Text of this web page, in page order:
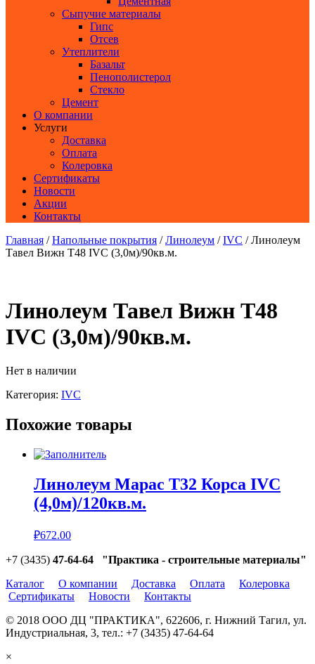
Сыпучие материалы
Гипс
Отсев
Утеплители
Базальт
Пенополистерол
Стекло
Цемент
О компании
Услуги
Доставка
Оплата
Колеровка
Сертификаты
Новости
Акции
Контакты
Главная /Напольные покрытия /Линолеум /IVC / Линолеум
Тавел Вижн Т48 IVC (3,0м)/90кв.м.
Линолеум Тавел Вижн Т48
IVC (3,0м)/90кв.м.
Нет в наличии
Категория: IVC
Похожие товары
Линолеум Марас Т32 Корса IVC
(4,0м)/120кв.м.
₽672.00
+7 (3435) 47-64-64 "Практика - строительные материалы"
Каталог
О компании Доставка Оплата
Колеровка
Сертификаты
Новости
Контакты
© 2018 ООО ДЦ "ПРАКТИКА", 622606, г. Нижний Тагил, ул.
Индустриальная, 3, тел.: +7 (3435) 47-64-64
×